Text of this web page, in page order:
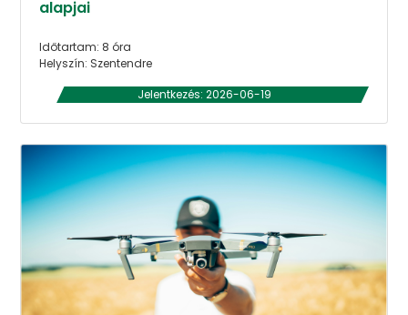
alapjai
Időtartam: 8 óra
Helyszín: Szentendre
Jelentkezés: 2026-06-19